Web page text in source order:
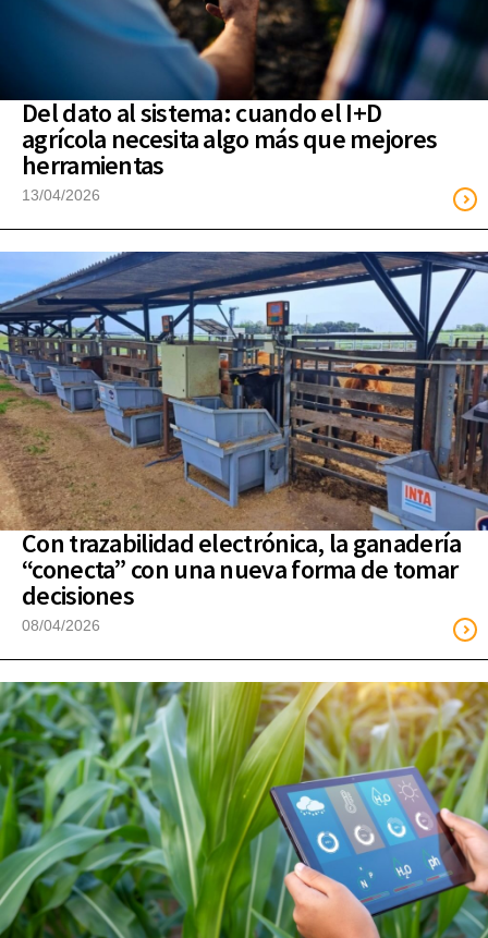
Del dato al sistema: cuando el I+D
agrícola necesita algo más que mejores
herramientas
13/04/2026
Con trazabilidad electrónica, la ganadería
“conecta” con una nueva forma de tomar
decisiones
08/04/2026